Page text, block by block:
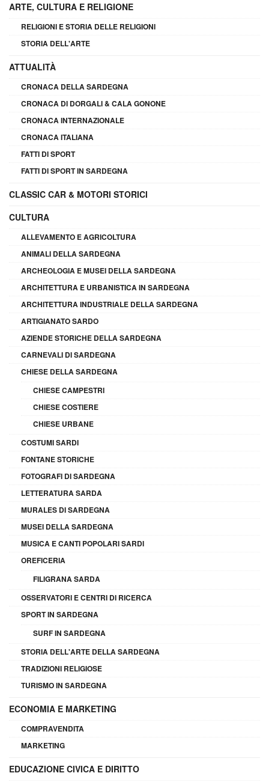
ARTE, CULTURA E RELIGIONE
RELIGIONI E STORIA DELLE RELIGIONI
STORIA DELL'ARTE
ATTUALITÀ
CRONACA DELLA SARDEGNA
CRONACA DI DORGALI & CALA GONONE
CRONACA INTERNAZIONALE
CRONACA ITALIANA
FATTI DI SPORT
FATTI DI SPORT IN SARDEGNA
CLASSIC CAR & MOTORI STORICI
CULTURA
ALLEVAMENTO E AGRICOLTURA
ANIMALI DELLA SARDEGNA
ARCHEOLOGIA E MUSEI DELLA SARDEGNA
ARCHITETTURA E URBANISTICA IN SARDEGNA
ARCHITETTURA INDUSTRIALE DELLA SARDEGNA
ARTIGIANATO SARDO
AZIENDE STORICHE DELLA SARDEGNA
CARNEVALI DI SARDEGNA
CHIESE DELLA SARDEGNA
CHIESE CAMPESTRI
CHIESE COSTIERE
CHIESE URBANE
COSTUMI SARDI
FONTANE STORICHE
FOTOGRAFI DI SARDEGNA
LETTERATURA SARDA
MURALES DI SARDEGNA
MUSEI DELLA SARDEGNA
MUSICA E CANTI POPOLARI SARDI
OREFICERIA
FILIGRANA SARDA
OSSERVATORI E CENTRI DI RICERCA
SPORT IN SARDEGNA
SURF IN SARDEGNA
STORIA DELL'ARTE DELLA SARDEGNA
TRADIZIONI RELIGIOSE
TURISMO IN SARDEGNA
ECONOMIA E MARKETING
COMPRAVENDITA
MARKETING
EDUCAZIONE CIVICA E DIRITTO